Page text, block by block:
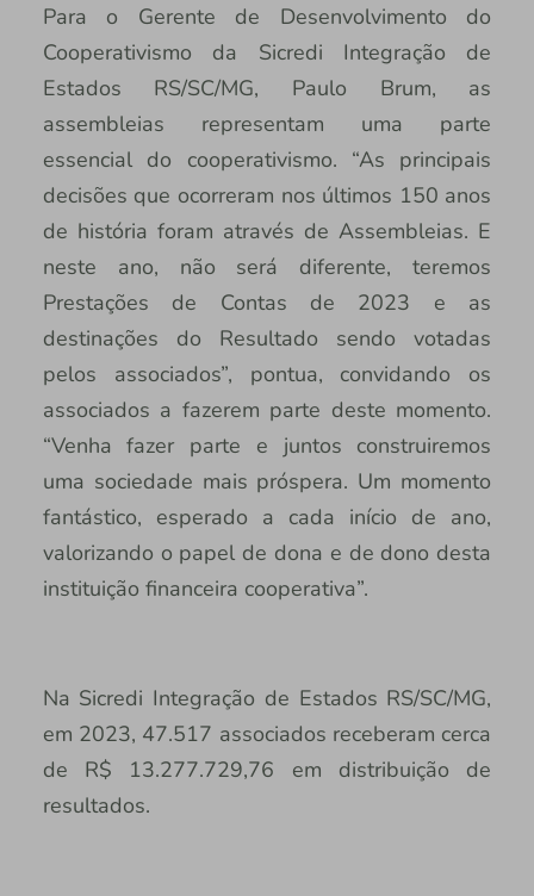
Para o Gerente de Desenvolvimento do
Cooperativismo da Sicredi Integração de
Estados RS/SC/MG, Paulo Brum, as
assembleias representam uma parte
essencial do cooperativismo. “As principais
decisões que ocorreram nos últimos 150 anos
de história foram através de Assembleias. E
neste ano, não será diferente, teremos
Prestações de Contas de 2023 e as
destinações do Resultado sendo votadas
pelos associados”, pontua, convidando os
associados a fazerem parte deste momento.
“Venha fazer parte e juntos construiremos
uma sociedade mais próspera. Um momento
fantástico, esperado a cada início de ano,
valorizando o papel de dona e de dono desta
instituição financeira cooperativa”.
Na Sicredi Integração de Estados RS/SC/MG,
em 2023, 47.517 associados receberam cerca
de R$ 13.277.729,76 em distribuição de
resultados.